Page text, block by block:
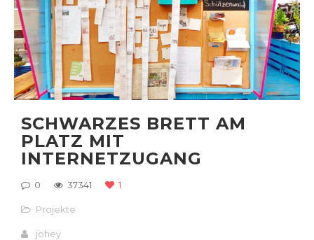
SCHWARZES BRETT AM
PLATZ MIT
INTERNETZUGANG
0 37341 1
Projekte
johey